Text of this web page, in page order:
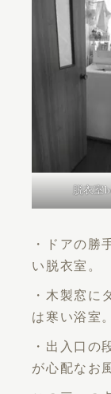
脱衣室
・ドアの勝
い脱衣室。
・木製窓に
は寒い浴室。
・出入口の
が心配なお